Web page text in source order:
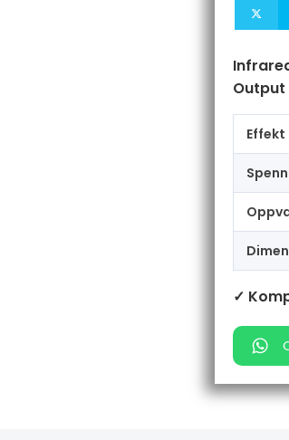
Stacked
3kW
Total
Output
Output
Effekt
✓